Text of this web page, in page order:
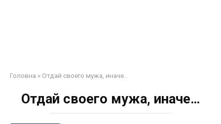
Головна » Отдай своего мужа, иначе…
Отдай своего мужа, иначе…